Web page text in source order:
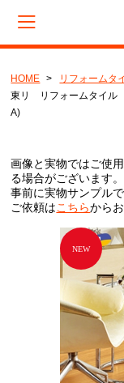
フロアタイル
サンゲツ
タジマ
置き敷きビニル床
サンゲツ
リフォームタイル
サンゲツ リフォ
HOME リフォームタ
東リ リフォームタイ
A)
画像と実物ではご使
る場合がございます。
事前に実物サンプル
ご依頼はこちらから